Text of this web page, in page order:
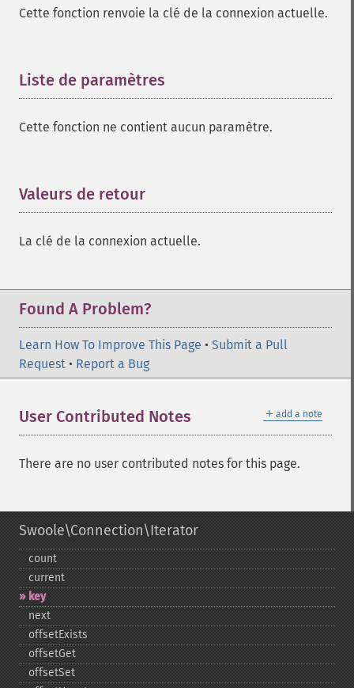
Cette fonction renvoie la clé de la connexion actuelle.
Liste de paramètres
Cette fonction ne contient aucun paramètre.
Valeurs de retour
La clé de la connexion actuelle.
Found A Problem?
Learn How To Improve This Page • Submit a Pull
Request • Report a Bug
＋ add a note
User Contributed Notes
There are no user contributed notes for this page.
Swoole\Connection\Iterator
count
current
key
next
offsetExists
offsetGet
offsetSet